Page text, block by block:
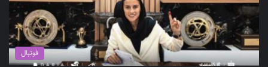
فوتبال